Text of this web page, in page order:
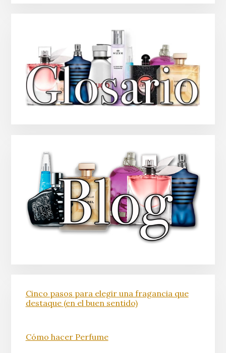
Cinco pasos para elegir una fragancia que
destaque (en el buen sentido)
Cómo hacer Perfume